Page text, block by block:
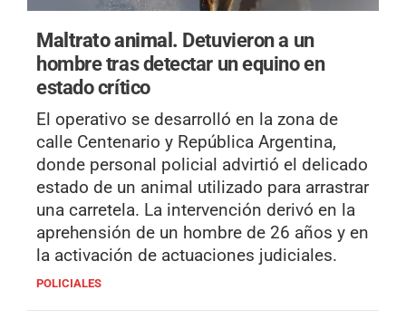
Maltrato animal. Detuvieron a un
hombre tras detectar un equino en
estado crítico
El operativo se desarrolló en la zona de
calle Centenario y República Argentina,
donde personal policial advirtió el delicado
estado de un animal utilizado para arrastrar
una carretela. La intervención derivó en la
aprehensión de un hombre de 26 años y en
la activación de actuaciones judiciales.
POLICIALES